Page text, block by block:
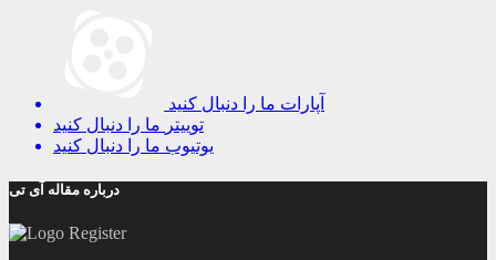
آپارات ما را دنبال کنید
توییتر ما را دنبال کنید
یوتیوب ما را دنبال کنید
درباره مقاله آی تی